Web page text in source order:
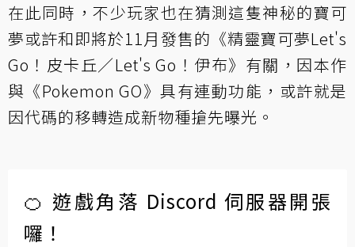
在此同時，不少玩家也在猜測這隻神秘的寶可
夢或許和即將於11月發售的《精靈寶可夢Let's
Go！皮卡丘／Let's Go！伊布》有關，因本作
與《Pokemon GO》具有連動功能，或許就是
因代碼的移轉造成新物種搶先曝光。
🍊 遊戲角落 Discord 伺服器開張
囉！